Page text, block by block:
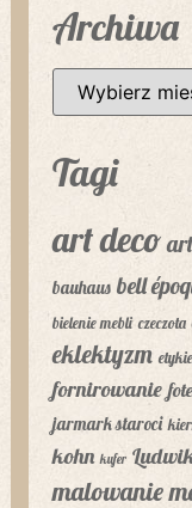
Archiwa
Tagi
art deco
bauhaus bell
bielenie mebli czeczota
eklektyzm
fornirowanie
jarmark staroci
kohn kufer
malowanie